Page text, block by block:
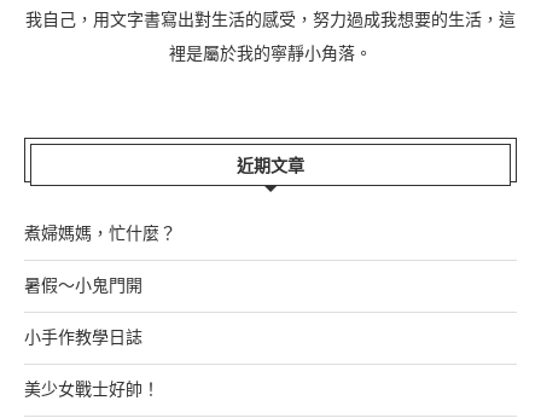
我自己，用文字書寫出對生活的感受，努力過成我想要的生活，這
裡是屬於我的寧靜小角落。
近期文章
煮婦媽媽，忙什麼？
暑假～小鬼門開
小手作教學日誌
美少女戰士好帥！